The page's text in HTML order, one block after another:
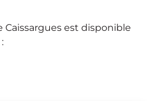
Caissargues est disponible